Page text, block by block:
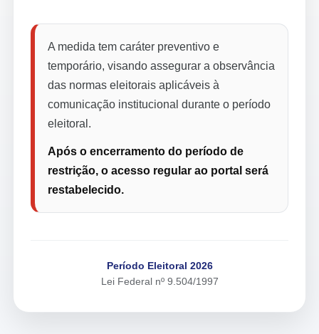
A medida tem caráter preventivo e
temporário, visando assegurar a observância
das normas eleitorais aplicáveis à
comunicação institucional durante o período
eleitoral.
Após o encerramento do período de
restrição, o acesso regular ao portal será
restabelecido.
Período Eleitoral 2026
Lei Federal nº 9.504/1997